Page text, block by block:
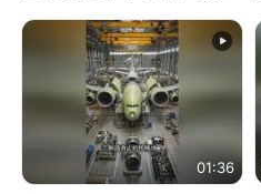
料能跑几十年
01:36